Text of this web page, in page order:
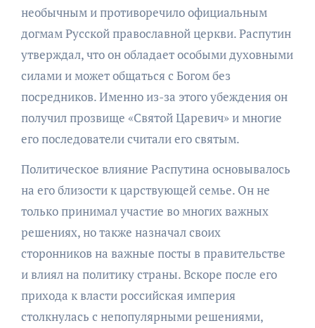
необычным и противоречило официальным
догмам Русской православной церкви. Распутин
утверждал, что он обладает особыми духовными
силами и может общаться с Богом без
посредников. Именно из-за этого убеждения он
получил прозвище «Святой Царевич» и многие
его последователи считали его святым.
Политическое влияние Распутина основывалось
на его близости к царствующей семье. Он не
только принимал участие во многих важных
решениях, но также назначал своих
сторонников на важные посты в правительстве
и влиял на политику страны. Вскоре после его
прихода к власти российская империя
столкнулась с непопулярными решениями,